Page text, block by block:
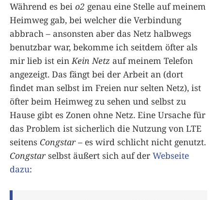
Während es bei o2 genau eine Stelle auf meinem
Heimweg gab, bei welcher die Verbindung
abbrach – ansonsten aber das Netz halbwegs
benutzbar war, bekomme ich seitdem öfter als
mir lieb ist einKein Netz auf meinem Telefon
angezeigt. Das fängt bei der Arbeit an (dort
findet man selbst im Freien nur selten Netz), ist
öfter beim Heimweg zu sehen und selbst zu
Hause gibt es Zonen ohne Netz. Eine Ursache für
das Problem ist sicherlich die Nutzung von LTE
seitens Congstar– es wird schlicht nicht genutzt.
Congstarselbst äußert sich auf der Webseite
dazu: